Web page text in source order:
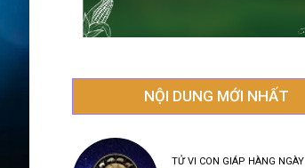
NỘI DUNG MỚI NHẤT
TỬ VI CON GIÁP HÀNG NGÀY